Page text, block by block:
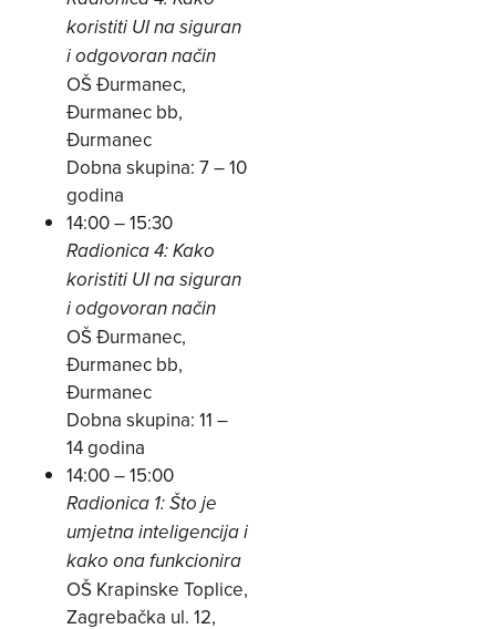
koristiti UI na siguran
i odgovoran način
OŠ Đurmanec,
Đurmanec bb,
Đurmanec
Dobna skupina: 7 – 10
godina
14:00 – 15:30
Radionica 4: Kako
koristiti UI na siguran
i odgovoran način
OŠ Đurmanec,
Đurmanec bb,
Đurmanec
Dobna skupina: 11 –
14 godina
14:00 – 15:00
Radionica 1: Što je
umjetna inteligencija i
kako ona funkcionira
OŠ Krapinske Toplice,
Zagrebačka ul. 12,